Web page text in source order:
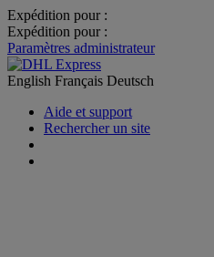
Expédition pour :
Expédition pour :
Paramètres administrateur
English Français Deutsch
Aide et support
Rechercher un site